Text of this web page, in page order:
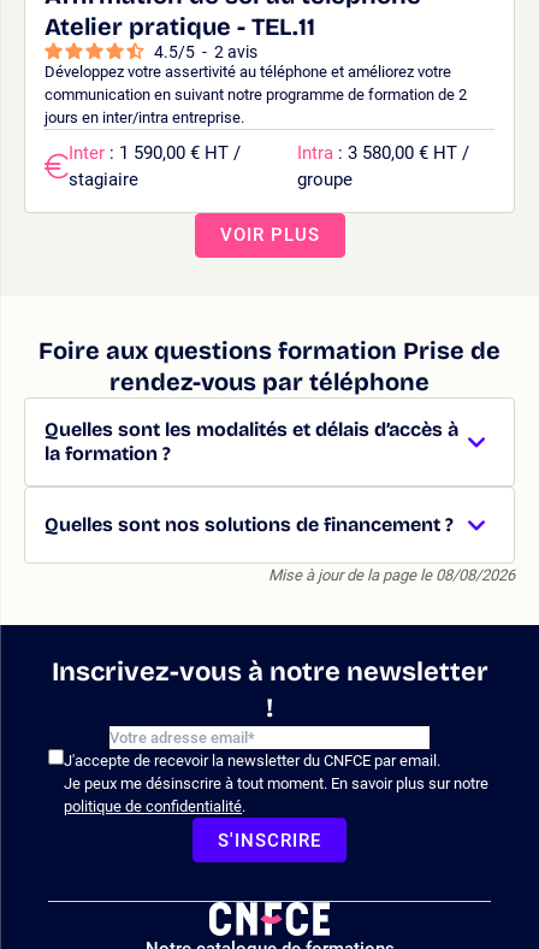
Atelier pratique - TEL.11
4.5/5 - 2 avis
Développez votre assertivité au téléphone et améliorez votre
communication en suivant notre programme de formation de 2
jours en inter/intra entreprise.
Inter : 1 590,00 € HT /
stagiaire
Intra : 3 580,00 € HT /
groupe
VOIR PLUS
Foire aux questions formation Prise de
rendez-vous par téléphone
Quelles sont les modalités et délais d’accès à
la formation ?
Quelles sont nos solutions de financement ?
Mise à jour de la page le 08/08/2026
Inscrivez-vous à notre newsletter
!
J'accepte de recevoir la newsletter du CNFCE par email.
Je peux me désinscrire à tout moment. En savoir plus sur notre
politique de confidentialité.
S'INSCRIRE
Logo